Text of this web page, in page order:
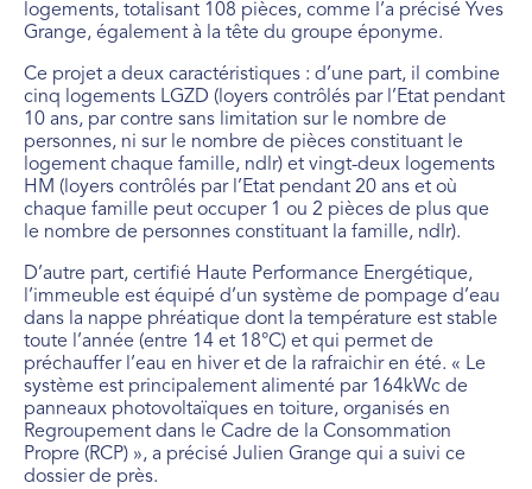
logements, totalisant 108 pièces, comme l’a précisé Yves
Grange, également à la tête du groupe éponyme.
Ce projet a deux caractéristiques : d’une part, il combine
cinq logements LGZD (loyers contrôlés par l’Etat pendant
10 ans, par contre sans limitation sur le nombre de
personnes, ni sur le nombre de pièces constituant le
logement chaque famille, ndlr) et vingt-deux logements
HM (loyers contrôlés par l’Etat pendant 20 ans et où
chaque famille peut occuper 1 ou 2 pièces de plus que
le nombre de personnes constituant la famille, ndlr).
D’autre part, certifié Haute Performance Energétique,
l’immeuble est équipé d’un système de pompage d’eau
dans la nappe phréatique dont la température est stable
toute l’année (entre 14 et 18°C) et qui permet de
préchauffer l’eau en hiver et de la rafraichir en été. « Le
système est principalement alimenté par 164kWc de
panneaux photovoltaïques en toiture, organisés en
Regroupement dans le Cadre de la Consommation
Propre (RCP) », a précisé Julien Grange qui a suivi ce
dossier de près.